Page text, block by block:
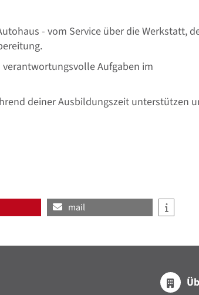
- vom Service über die Werkstatt,
Aufgaben im
deiner Ausbildungszeit unterstützen
mail